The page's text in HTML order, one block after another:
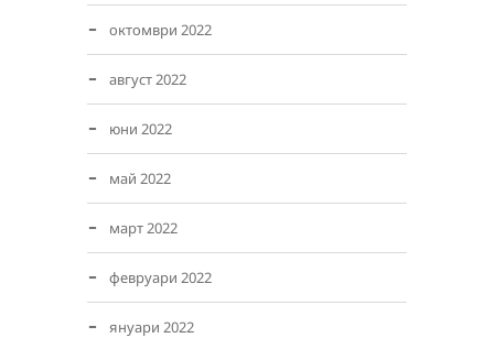
октомври 2022
август 2022
юни 2022
май 2022
март 2022
февруари 2022
януари 2022